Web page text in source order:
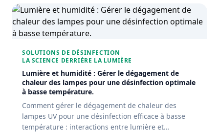
SOLUTIONS DE DÉSINFECTION
LA SCIENCE DERRIÈRE LA LUMIÈRE
Lumière et humidité : Gérer le dégagement de
chaleur des lampes pour une désinfection optimale
à basse température.
Comment gérer le dégagement de chaleur des
lampes UV pour une désinfection efficace à basse
température : interactions entre lumière et